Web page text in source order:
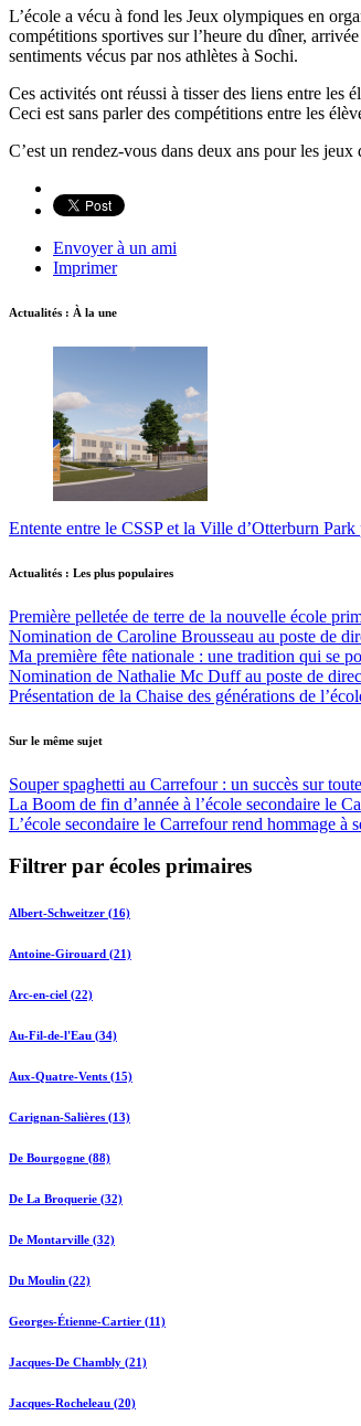
L’école a vécu à fond les Jeux olympiques en
compétitions sportives sur l’heure du dîner,
sentiments vécus par nos athlètes à Sochi.
Ces activités ont réussi à tisser des liens entre les
Ceci est sans parler des compétitions entre les
C’est un rendez-vous dans deux ans pour les jeux
Envoyer à un ami
Imprimer
Actualités : À la une
Entente entre le CSSP et la Ville d’Otterburn
Actualités : Les plus populaires
Première pelletée de terre de la nouvelle école
Nomination de Caroline Brousseau au poste de
Ma première fête nationale : une tradition qui se
Nomination de Nathalie Mc Duff au poste de
Présentation de la Chaise des générations de
Sur le même sujet
Souper spaghetti au Carrefour : un succès sur
La Boom de fin d’année à l’école secondaire le
L’école secondaire le Carrefour rend hommage à
Filtrer par écoles primaires
Albert-Schweitzer (16)
Antoine-Girouard (21)
Arc-en-ciel (22)
Au-Fil-de-l'Eau (34)
Aux-Quatre-Vents (15)
Carignan-Salières (13)
De Bourgogne (88)
De La Broquerie (32)
De Montarville (32)
Du Moulin (22)
Georges-Étienne-Cartier (11)
Jacques-De Chambly (21)
Jacques-Rocheleau (20)